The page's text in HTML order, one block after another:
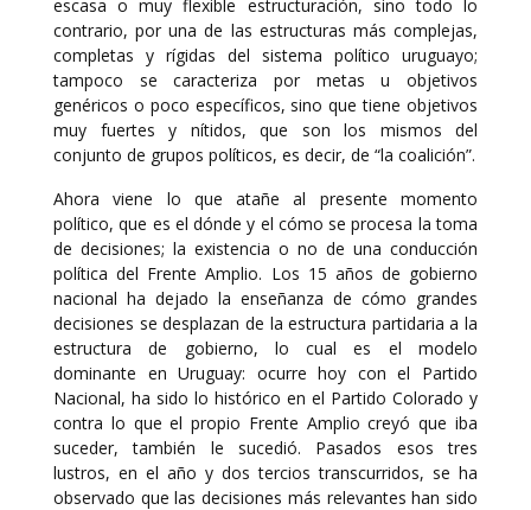
escasa o muy flexible estructuración, sino todo lo
contrario, por una de las estructuras más complejas,
completas y rígidas del sistema político uruguayo;
tampoco se caracteriza por metas u objetivos
genéricos o poco específicos, sino que tiene objetivos
muy fuertes y nítidos, que son los mismos del
conjunto de grupos políticos, es decir, de “la coalición”.
Ahora viene lo que atañe al presente momento
político, que es el dónde y el cómo se procesa la toma
de decisiones; la existencia o no de una conducción
política del Frente Amplio. Los 15 años de gobierno
nacional ha dejado la enseñanza de cómo grandes
decisiones se desplazan de la estructura partidaria a la
estructura de gobierno, lo cual es el modelo
dominante en Uruguay: ocurre hoy con el Partido
Nacional, ha sido lo histórico en el Partido Colorado y
contra lo que el propio Frente Amplio creyó que iba
suceder, también le sucedió. Pasados esos tres
lustros, en el año y dos tercios transcurridos, se ha
observado que las decisiones más relevantes han sido